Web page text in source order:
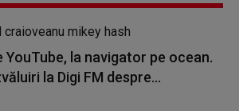
YouTube, la navigator pe ocean.
la Digi FM despre...